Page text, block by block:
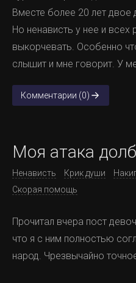
Вместе более 20 лет двое
Но ненависть у нее и всех
выкорчевать. Особенно
слышит и мне говорит. У
Комментарии (0)
Моя атака
Ненависть Крик души
Скорая помощь
Прочитал вчера пост
что я с ним полностью
народ. Чрезвычайно